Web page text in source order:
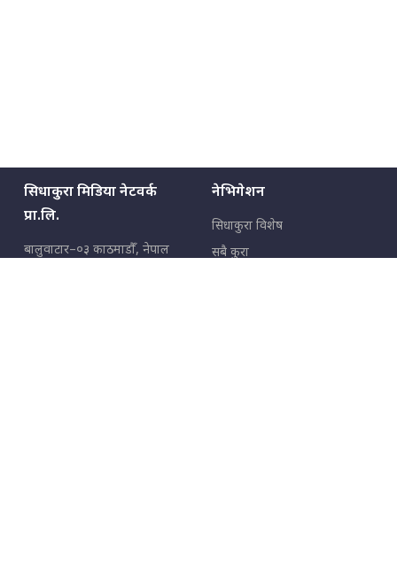
सिधाकुरा मिडिया नेटवर्क
प्रा.लि.
बालुवाटार–०३ काठमाडौँ, नेपाल
नेभिगेशन
सिधाकुरा विशेष
सबै कुरा